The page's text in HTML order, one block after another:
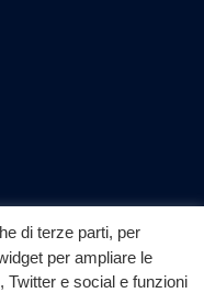
▶
di terze parti, per
per ampliare le
Twitter e social e funzioni